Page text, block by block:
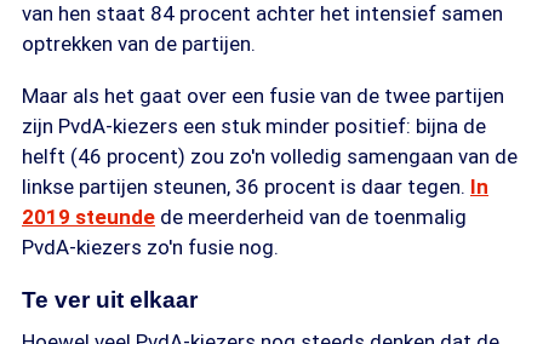
van hen staat 84 procent achter het intensief samen
optrekken van de partijen.
Maar als het gaat over een fusie van de twee partijen
zijn PvdA-kiezers een stuk minder positief: bijna de
helft (46 procent) zou zo'n volledig samengaan van de
linkse partijen steunen, 36 procent is daar tegen. In
2019 steunde de meerderheid van de toenmalig
PvdA-kiezers zo'n fusie nog.
Te ver uit elkaar